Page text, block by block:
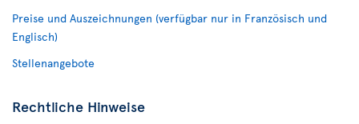
Preise und Auszeichnungen (verfügbar nur in Französisch und
Englisch)
Stellenangebote
Rechtliche Hinweise